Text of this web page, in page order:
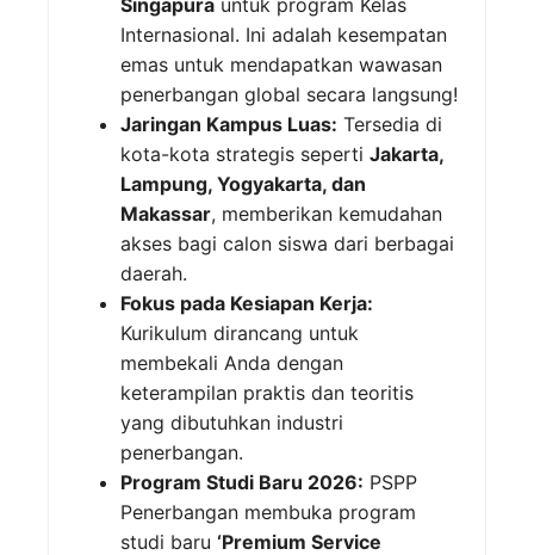
Internasional. Ini adalah kesempatan
emas untuk mendapatkan wawasan
penerbangan global secara langsung!
Jaringan Kampus Luas: Tersedia di
kota-kota strategis seperti Jakarta,
Lampung, Yogyakarta, dan
Makassar, memberikan kemudahan
akses bagi calon siswa dari berbagai
daerah.
Fokus pada Kesiapan Kerja:
Kurikulum dirancang untuk
membekali Anda dengan
keterampilan praktis dan teoritis
yang dibutuhkan industri
penerbangan.
Program Studi Baru 2026: PSPP
Penerbangan membuka program
studi baru ‘Premium Service